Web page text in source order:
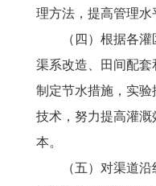
理方法，提高管理水
（四）根据各灌
渠系改造、田间配
制定节水措施，实
技术，努力提高灌
本。
（五）对渠道沿